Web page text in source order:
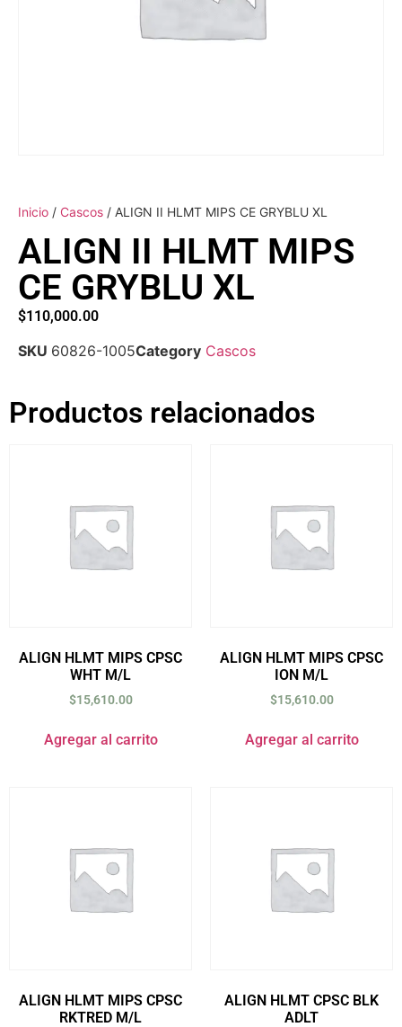
Inicio / Cascos / ALIGN II HLMT MIPS CE GRYBLU XL
ALIGN II HLMT MIPS
CE GRYBLU XL
$110,000.00
SKU 60826-1005Category Cascos
Productos relacionados
ALIGN HLMT MIPS CPSC
WHT M/L
$15,610.00
Agregar al carrito
ALIGN HLMT MIPS CPSC
ION M/L
$15,610.00
Agregar al carrito
ALIGN HLMT MIPS CPSC
RKTRED M/L
ALIGN HLMT CPSC BLK
ADLT